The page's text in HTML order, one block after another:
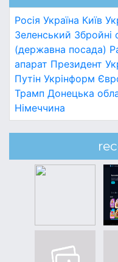
Росія Україна Київ
Зеленський Збройні
(державна посада)
апарат Президент
Путін Укрінформ
Трамп Донецька
Німеччина